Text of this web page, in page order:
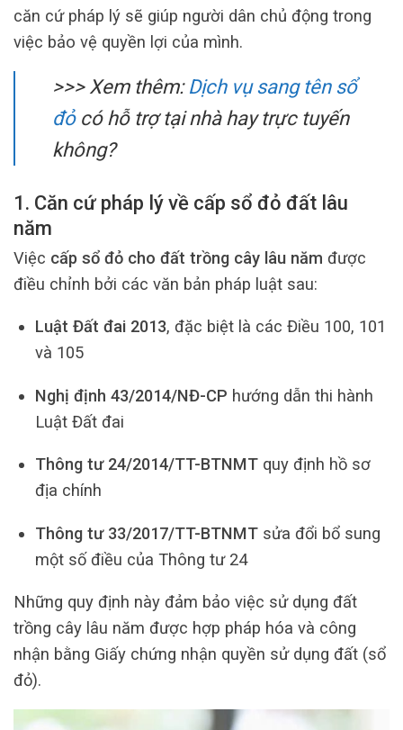
căn cứ pháp lý sẽ giúp người dân chủ động trong
việc bảo vệ quyền lợi của mình.
>>> Xem thêm: Dịch vụ sang tên sổ
đỏcó hỗ trợ tại nhà hay trực tuyến
không?
1. Căn cứ pháp lý về cấp sổ đỏ đất lâu
năm
Việc cấp sổ đỏ cho đất trồng cây lâu năm được
điều chỉnh bởi các văn bản pháp luật sau:
Luật Đất đai 2013, đặc biệt là các Điều 100, 101
và 105
Nghị định 43/2014/NĐ-CP hướng dẫn thi hành
Luật Đất đai
Thông tư 24/2014/TT-BTNMTquy định hồ sơ
địa chính
Thông tư 33/2017/TT-BTNMTsửa đổi bổ sung
một số điều của Thông tư 24
Những quy định này đảm bảo việc sử dụng đất
trồng cây lâu năm được hợp pháp hóa và công
nhận bằng Giấy chứng nhận quyền sử dụng đất (sổ
đỏ).